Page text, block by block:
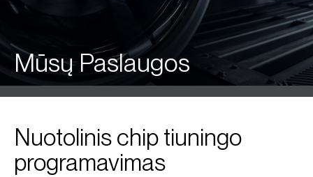
Mūsų Paslaugos
Nuotolinis chip tiuningo
programavimas